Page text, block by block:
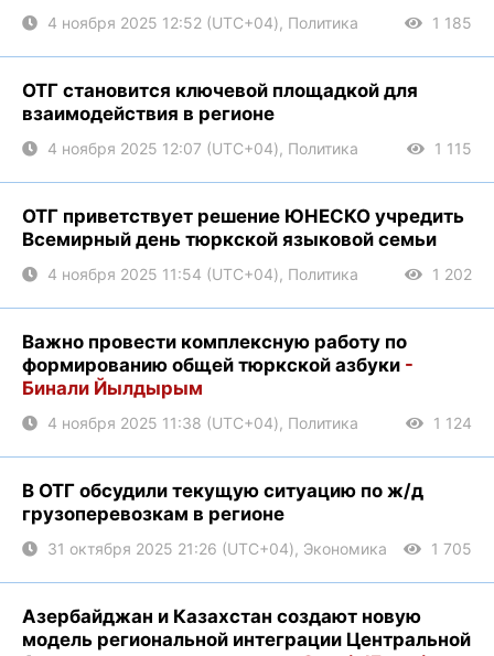
4 ноября 2025 12:52 (UTC+04), Политика 1 185
ОТГ становится ключевой площадкой для
взаимодействия в регионе
4 ноября 2025 12:07 (UTC+04), Политика 1 115
ОТГ приветствует решение ЮНЕСКО учредить
Всемирный день тюркской языковой семьи
4 ноября 2025 11:54 (UTC+04), Политика 1 202
Важно провести комплексную работу по
формированию общей тюркской азбуки -
Бинали Йылдырым
4 ноября 2025 11:38 (UTC+04), Политика 1 124
В ОТГ обсудили текущую ситуацию по ж/д
грузоперевозкам в регионе
31 октября 2025 21:26 (UTC+04), Экономика 1 705
Азербайджан и Казахстан создают новую
модель региональной интеграции Центральной